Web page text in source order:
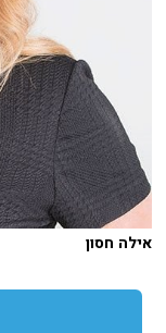
אילה חסון